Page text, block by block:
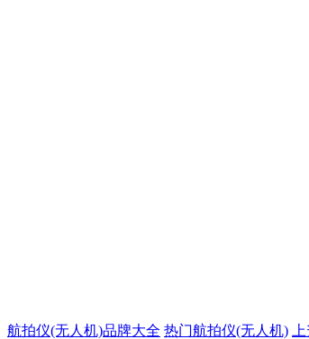
航拍仪(无人机)品牌大全 热门航拍仪(无人机)